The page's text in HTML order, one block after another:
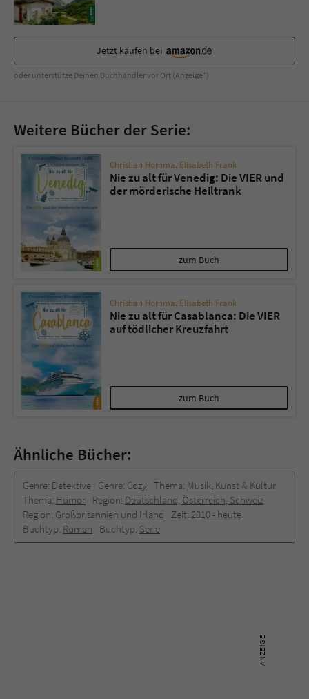
Jetzt kaufen bei
oder unterstütze Deinen Buchhändler vor Ort (Anzeige*)
Weitere Bücher der Serie:
Christian Homma, Elisabeth Frank
Nie zu alt für Venedig: Die VIER und
der mörderische Heiltrank
zum Buch
Christian Homma, Elisabeth Frank
Nie zu alt für Casablanca: Die VIER
auf tödlicher Kreuzfahrt
zum Buch
Ähnliche Bücher:
Genre: Detektive Genre: Cozy Thema: Musik, Kunst & Kultur
Thema: Humor Region: Deutschland, Österreich, Schweiz
Region: Großbritannien und Irland Zeit: 2010 -­ heute
Buchtyp: Roman Buchtyp: Serie